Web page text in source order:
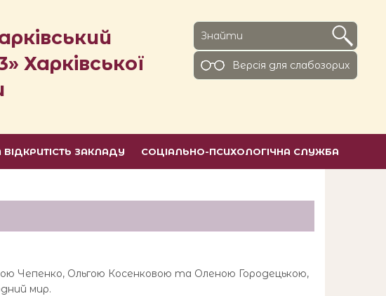
Харківської
Версiя для слабозорих
ЗАКЛАДУ СОЦІАЛЬНО-ПСИХОЛОГІЧНА СЛУЖБА
Чепенко, Ольгою Косенковою та Оленою Городецькою,
мир.